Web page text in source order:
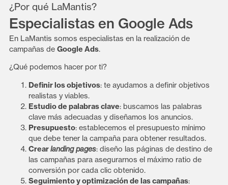
¿Por qué LaMantis?
Especialistas en Google Ads
En LaMantis somos especialistas en la realización de
campañas de Google Ads.
¿Qué podemos hacer por ti?
Definir los objetivos: te ayudamos a definir objetivos
realistas y viables.
Estudio de palabras clave: buscamos las palabras
clave más adecuadas y diseñamos los anuncios.
Presupuesto: establecemos el presupuesto mínimo
que debe tener la campaña para obtener resultados.
Crearlanding pages: diseño las páginas de destino de
las campañas para asegurarnos el máximo ratio de
conversión por cada clic obtenido.
Seguimiento y optimización de las campañas: